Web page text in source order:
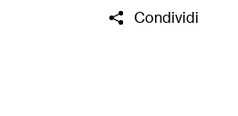
Novembre ore 14:30
Condividi